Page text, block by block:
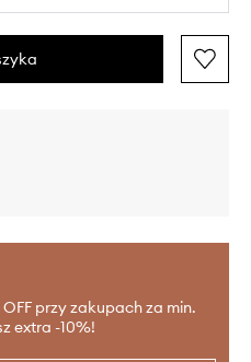
przy zakupach za min.
extra -10%!